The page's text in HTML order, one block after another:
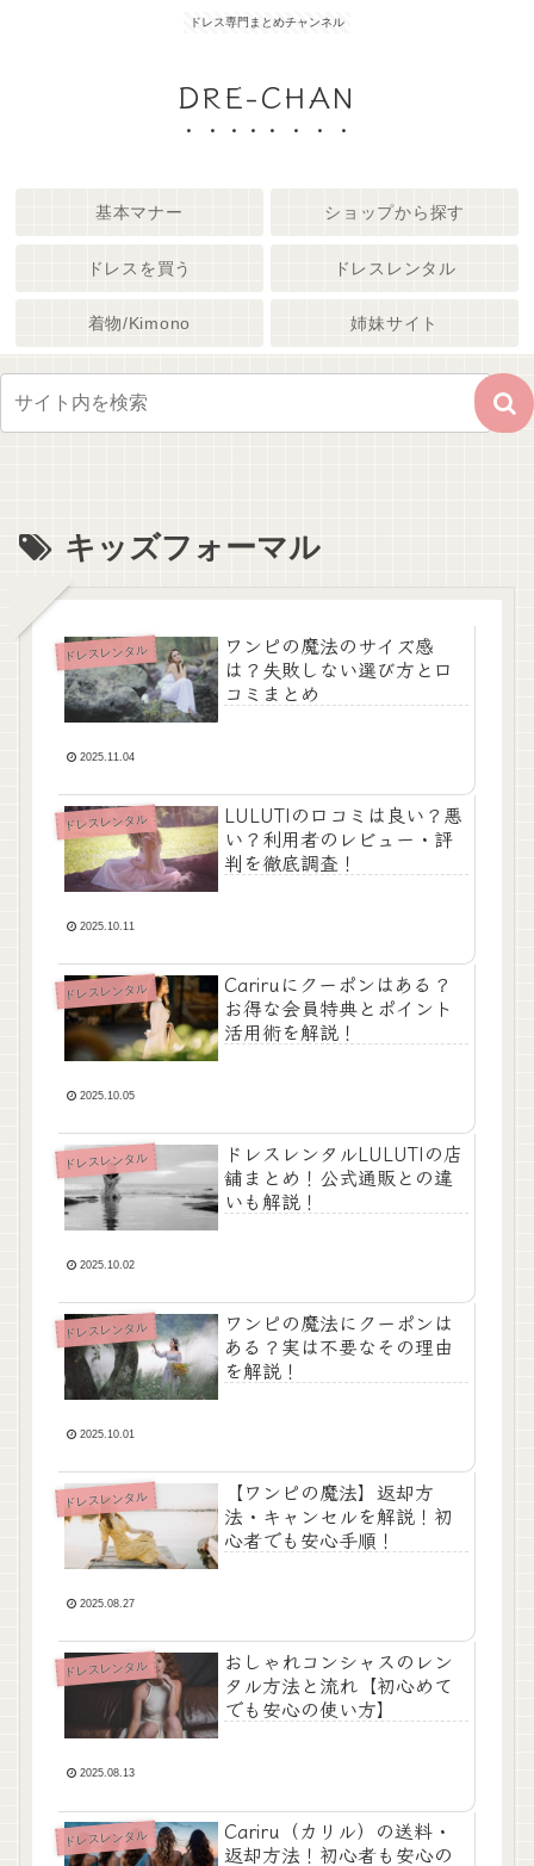
ドレス専門まとめチャンネル
DRE-CHAN
基本マナー ショップから探す
ドレスを買う ドレスレンタル
着物/Kimono 姉妹サイト
キッズフォーマル
ドレスレンタル
ワンピの魔法のサイズ感
は？失敗しない選び方と口
コミまとめ
2025.11.04
ドレスレンタル
LULUTIの口コミは良い？悪
い？利用者のレビュー・評
判を徹底調査！
2025.10.11
ドレスレンタル
Cariruにクーポンはある？
お得な会員特典とポイント
活用術を解説！
2025.10.05
ドレスレンタル
ドレスレンタルLULUTIの店
舗まとめ！公式通販との違
いも解説！
2025.10.02
ドレスレンタル
ワンピの魔法にクーポンは
ある？実は不要なその理由
を解説！
2025.10.01
ドレスレンタル
【ワンピの魔法】返却方
法・キャンセルを解説！初
心者でも安心手順！
2025.08.27
ドレスレンタル
おしゃれコンシャスのレン
タル方法と流れ【初心めて
でも安心の使い方】
2025.08.13
ドレスレンタル
Cariru（カリル）の送料・
返却方法！初心者も安心の